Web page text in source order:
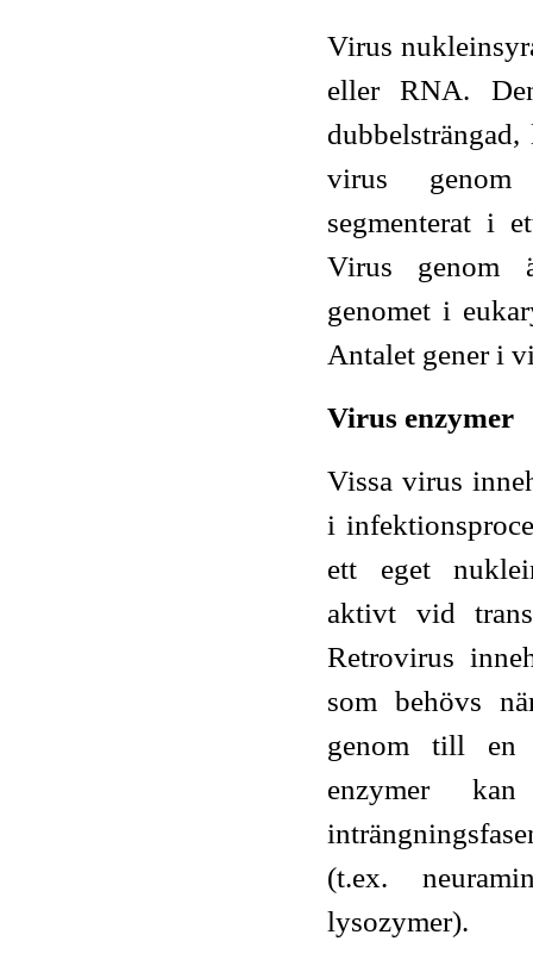
Virus
eller RNA.
virus
segmenterat i
Virus genom
genomet i
Antalet gener i
Virus
Vissa virus
i
ett eget
aktivt vid
Retrovirus
som behövs
genom till en
enzymer
(t.ex.
lysozymer).